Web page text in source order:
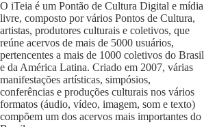
O iTeia é um Pontão de Cultura Digital e mídia
livre, composto por vários Pontos de Cultura,
artistas, produtores culturais e coletivos, que
reúne acervos de mais de 5000 usuários,
pertencentes a mais de 1000 coletivos do Brasil
e da América Latina. Criado em 2007, várias
manifestações artísticas, simpósios,
conferências e produções culturais nos vários
formatos (áudio, vídeo, imagem, som e texto)
compõem um dos acervos mais importantes do